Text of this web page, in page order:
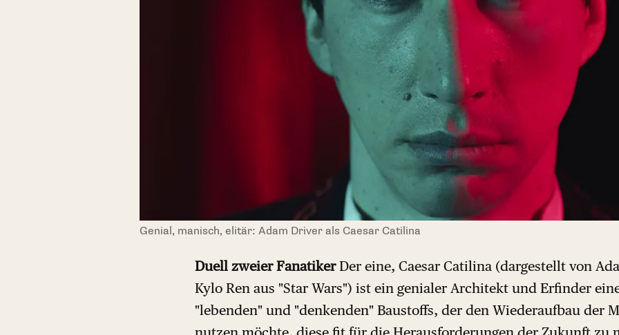
Genial, manisch, elitär: Adam Driver als Caesar Catilina
Duell zweier FanatikerDer eine, Caesar Catilina (dargestellt von
Kylo Ren aus "Star Wars") ist ein genialer Architekt und Erfinder
"lebenden" und "denkenden" Baustoffs, der den Wiederaufbau der